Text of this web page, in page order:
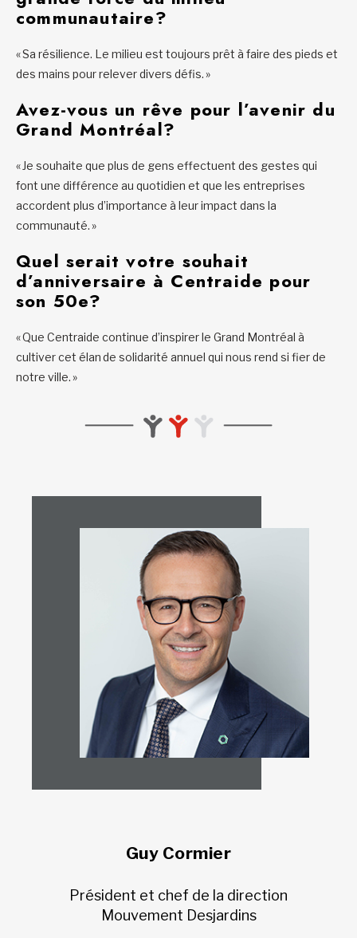
communautaire?
«Sa résilience. Le milieu est toujours prêt à faire des pieds et
des mains pour relever divers défis. »
Avez-vous un rêve pour l’avenir du
Grand Montréal?
« Je souhaite que plus de gens effectuent des gestes qui
font une différence au quotidien et que les entreprises
accordent plus d’importance à leur impact dans la
communauté. »
Quel serait votre souhait
d’anniversaire à Centraide pour
son 50e?
« Que Centraide continue d’inspirer le Grand Montréal à
cultiver cet élan de solidarité annuel qui nous rend si fier de
notre ville. »
Guy Cormier
Président et chef de la direction
Mouvement Desjardins